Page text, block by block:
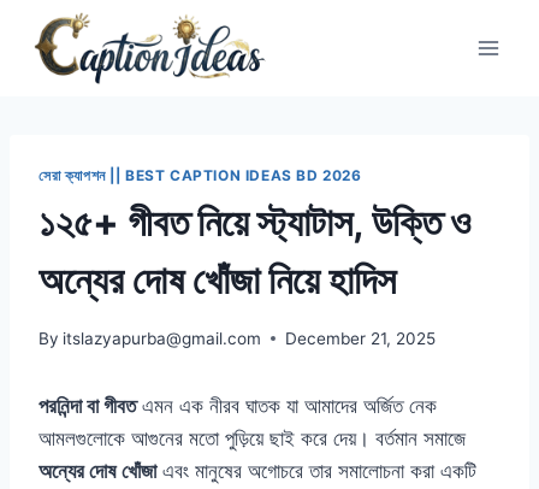
content
সেরা ক্যাপশন || BEST CAPTION IDEAS BD 2026
১২৫+ গীবত নিয়ে স্ট্যাটাস, উক্তি ও
অন্যের দোষ খোঁজা নিয়ে হাদিস
By itslazyapurba@gmail.com December 21, 2025
পরনিন্দা বা গীবতএমন এক নীরব ঘাতক যা আমাদের অর্জিত নেক
আমলগুলোকে আগুনের মতো পুড়িয়ে ছাই করে দেয়। বর্তমান সমাজে
অন্যের দোষ খোঁজাএবং মানুষের অগোচরে তার সমালোচনা করা একটি